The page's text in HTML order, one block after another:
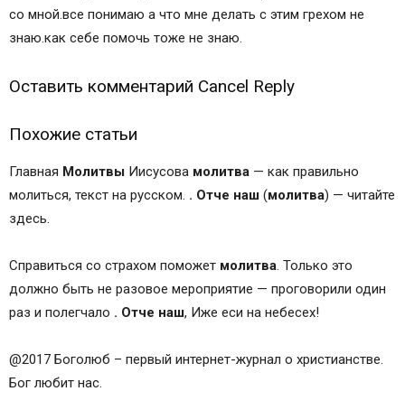
со мной.все понимаю а что мне делать с этим грехом не
знаю.как себе помочь тоже не знаю.
Оставить комментарий Cancel Reply
Похожие статьи
Главная Молитвы Иисусова молитва — как правильно
молиться, текст на русском. . Отче наш (молитва) — читайте
здесь.
Справиться со страхом поможет молитва. Только это
должно быть не разовое мероприятие — проговорили один
раз и полегчало . Отче наш, Иже еси на небесех!
@2017 Боголюб – первый интернет-журнал о христианстве.
Бог любит нас.